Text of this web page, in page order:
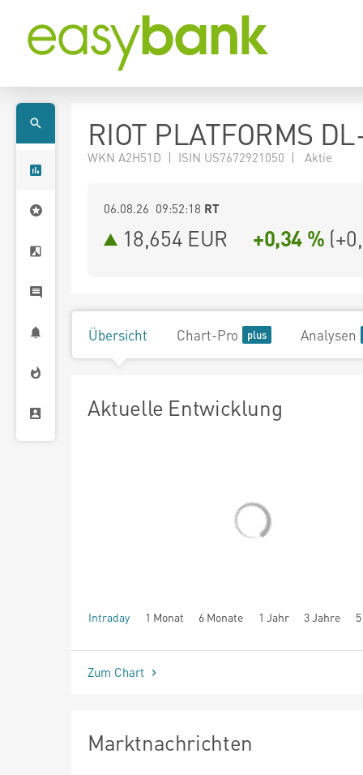
RIOT PLATFORMS
WKN A2H51D | ISIN US7672921050 | Aktie
06.08.26 09:52:18 RT
18,654 EUR +0,34 % (
Übersicht Chart-Pro Analysen
Aktuelle Entwicklung
Intraday 1 Monat 6 Monate 1 Jahr 3 Jahre
seit Beginn
Zum Chart
Marktnachrichten